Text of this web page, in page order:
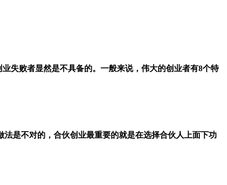
失败者显然是不具备的。一般来说，伟大的创业者有8个特
是不对的，合伙创业最重要的就是在选择合伙人上面下功